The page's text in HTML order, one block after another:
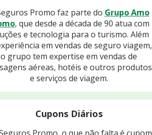
Promo faz parte do Grupo Amo
, que desde a década de 90 atua com
e tecnologia para o turismo. Além
em vendas de seguro viagem,
o grupo tem expertise em vendas de
aéreas, hotéis e outros produtos
e serviços de viagem.
Cupons Diários